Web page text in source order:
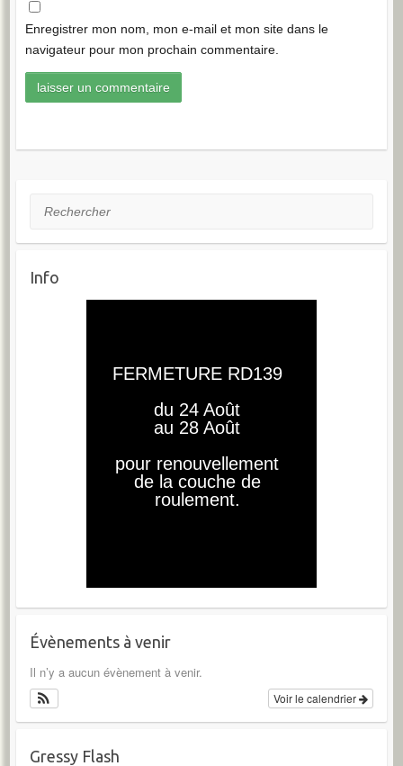
Enregistrer mon nom, mon e-mail et mon site dans le
navigateur pour mon prochain commentaire.
Rechercher
Info
Évènements à venir
Il n’y a aucun évènement à venir.
Voir le calendrier
Gressy Flash